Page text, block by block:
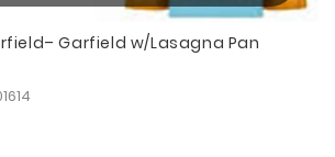
Garfield w/Lasagna Pan